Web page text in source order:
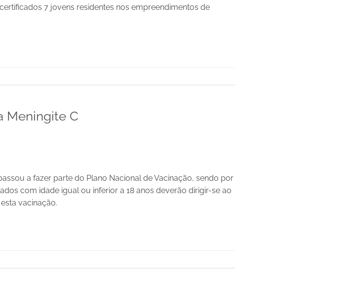
7 jovens residentes nos empreendimentos de
Meningite C
a fazer parte do Plano Nacional de Vacinação, sendo por
com idade igual ou inferior a 18 anos deverão dirigir-se ao
vacinação.